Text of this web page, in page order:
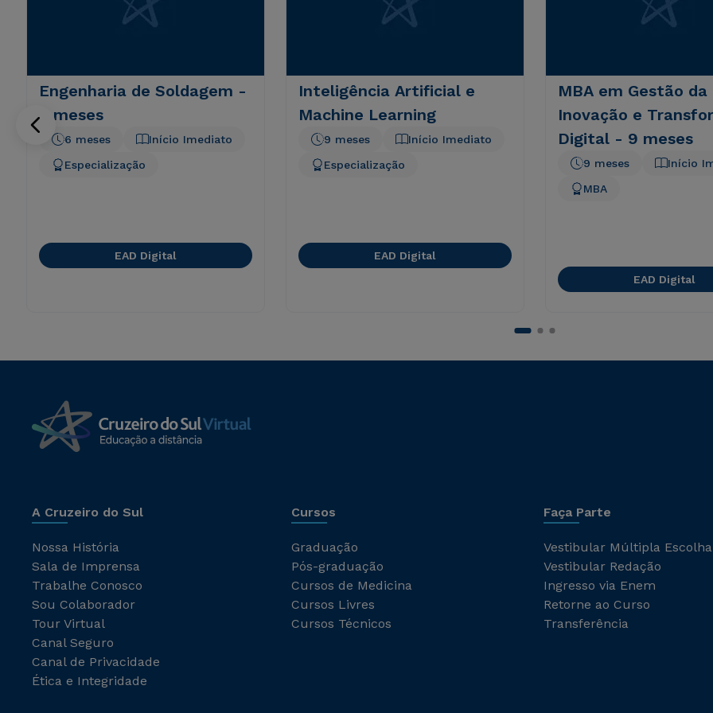
Engenharia de Soldagem -
6 meses
Início Imediato
6 meses
Especialização
EAD Digital
Inteligência Artificial e
Machine Learning
Início Imediato
9 meses
Especialização
EAD Digital
MBA em Gestão da
Inovação e
Digital - 9 meses
Início
9 meses
MBA
EAD Digital
A Cruzeiro do Sul
Nossa História
Sala de Imprensa
Trabalhe Conosco
Sou Colaborador
Tour Virtual
Canal Seguro
Canal de Privacidade
Ética e Integridade
Cursos
Graduação
Pós-graduação
Cursos de Medicina
Cursos Livres
Cursos Técnicos
Faça Parte
Vestibular Múltipla Escolha
Vestibular Redação
Ingresso via Enem
Retorne ao Curso
Transferência